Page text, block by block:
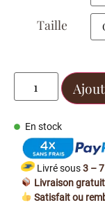
Taille
En stock
Livré sous3 –
Livraison
Satisfait ou